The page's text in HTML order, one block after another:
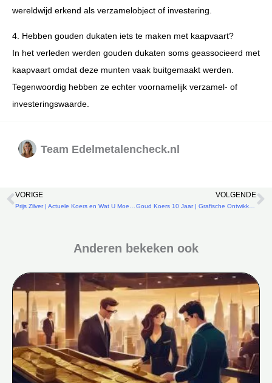
wereldwijd erkend als verzamelobject of investering.
4. Hebben gouden dukaten iets te maken met kaapvaart?
In het verleden werden gouden dukaten soms geassocieerd met
kaapvaart omdat deze munten vaak buitgemaakt werden.
Tegenwoordig hebben ze echter voornamelijk verzamel- of
investeringswaarde.
Team Edelmetalencheck.nl
Vorige
VORIGE VOLGENDE
Goud Koers 10 Jaar | Grafische Ontwikkeling Uitgelegd
Anderen bekeken ook